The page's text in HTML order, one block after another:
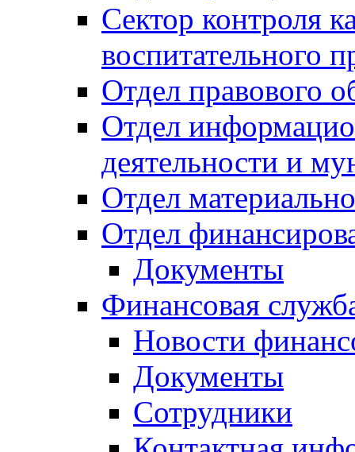
Сектор контроля
воспитательного
Отдел правового
Отдел
деятельности и
Отдел
Отдел
Документы
Финансовая
Новости
Документы
Сотрудники